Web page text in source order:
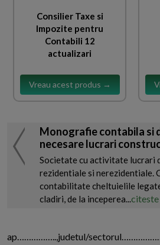
Consilier Taxe si
Impozite pentru
Contabili 12
actualizari
Vreau acest produs →
Monografie contabila si
necesare lucrari
Societate cu activitate lucrari
rezidentiale si nerezidentiale.
contabilitate cheltuielile
cladiri, de la inceperea...
ap……………..,judetul/